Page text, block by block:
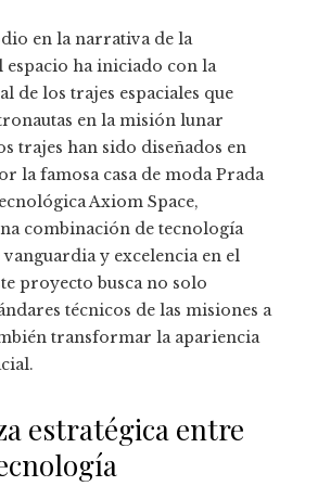
en la narrativa de la
ha iniciado con la
de los trajes espaciales que
en la misión lunar
trajes han sido diseñados en
la famosa casa de moda Prada
Axiom Space,
combinación de tecnología
vanguardia y excelencia en el
proyecto busca no solo
técnicos de las misiones a
transformar la apariencia
estratégica entre